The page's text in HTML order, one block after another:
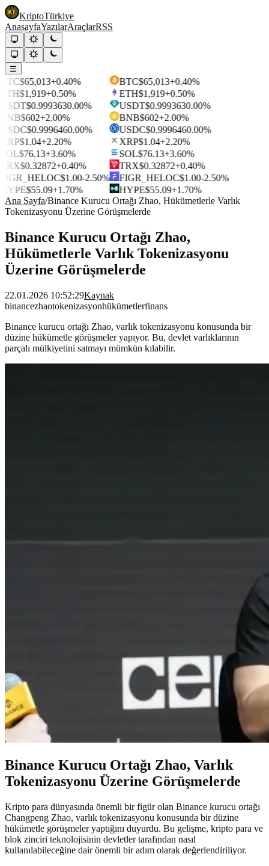
KriptoTürkiye
AnasayfaYazılarAraçlarRSS
☰
$65,013+0.40%
$1,919+0.50%
$0.9993630.00%
$602+2.00%
$0.9996460.00%
$1.04+2.20%
$76.13+3.60%
$0.32872+0.40%
$1.00-2.50%
$55.09+1.70%
BTC$65,013+0.40%
ETH$1,919+0.50%
USDT$0.9993630.00%
BNB$602+2.00%
USDC$0.9996460.00%
XRP$1.04+2.20%
SOL$76.13+3.60%
TRX$0.32872+0.40%
FIGR_HELOC$1.00-2.50%
HYPE$55.09+1.70%
Ana Sayfa/Binance Kurucu Ortağı Zhao, Hükümetlerle Varlık
Tokenizasyonu Üzerine Görüşmelerde
Binance Kurucu Ortağı Zhao,
Hükümetlerle Varlık Tokenizasyonu
Üzerine Görüşmelerde
22.01.2026 10:52:29Kaynak
binancezhaotokenizasyonhükümetlerfinans
Binance kurucu ortağı Zhao, varlık tokenizasyonu konusunda bir
düzine hükümetle görüşmeler yapıyor. Bu, devlet varlıklarının
parçalı mülkiyetini satmayı mümkün kılabilir.
Binance Kurucu Ortağı Zhao, Varlık
Tokenizasyonu Üzerine Görüşmelerde
Kripto para dünyasında önemli bir figür olan Binance kurucu ortağı
Changpeng Zhao, varlık tokenizasyonu konusunda bir düzine
hükümetle görüşmeler yaptığını duyurdu. Bu gelişme, kripto para ve
blok zinciri teknolojisinin devletler tarafından nasıl
kullanılabileceğine dair önemli bir adım olarak değerlendiriliyor.